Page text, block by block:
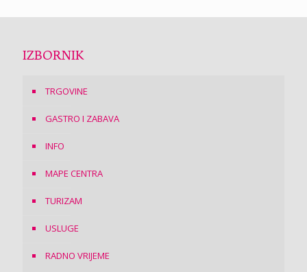
IZBORNIK
TRGOVINE
GASTRO I ZABAVA
INFO
MAPE CENTRA
TURIZAM
USLUGE
RADNO VRIJEME